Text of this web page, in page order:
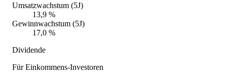
Umsatzwachstum (5J)
13,9 %
Gewinnwachstum (5J)
17,0 %
Dividende
Für Einkommens-Investoren